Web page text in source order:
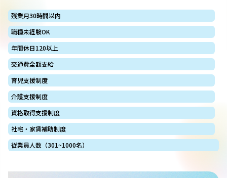
残業月30時間以内
職種未経験OK
年間休日120以上
交通費全額支給
育児支援制度
介護支援制度
資格取得支援制度
社宅・家賃補助制度
従業員人数（301~1000名）